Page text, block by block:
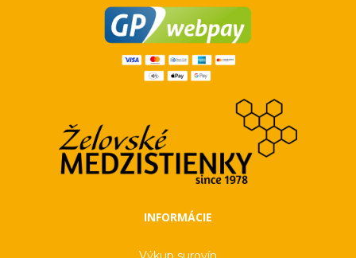
INFORMÁCIE